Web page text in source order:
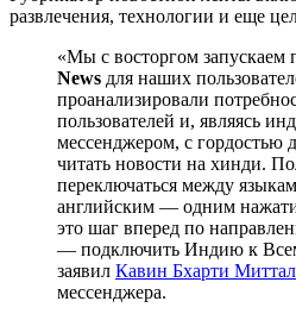
развлечения, технологии и еще
«Мы с восторгом запускаем
News для наших
проанализировали
пользователей и, являясь
мессенджером, с гордостью
читать новости на хинди.
переключаться между
английским — одним
это шаг вперед по
— подключить Индию к
заявил Кавин Бхарти Миттал
мессенджера.